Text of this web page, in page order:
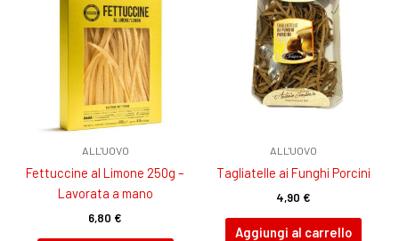
ALL'UOVO
Fettuccine al Limone 250g –
Lavorata a mano
6,80 €
ALL'UOVO
Tagliatelle ai Funghi Porcini
4,90 €
Aggiungi al carrello